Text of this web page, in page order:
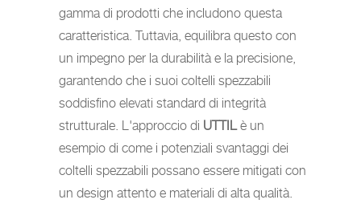
gamma di prodotti che includono questa
caratteristica. Tuttavia, equilibra questo con
un impegno per la durabilità e la precisione,
garantendo che i suoi coltelli spezzabili
soddisfino elevati standard di integrità
strutturale. L'approccio di UTTILè un
esempio di come i potenziali svantaggi dei
coltelli spezzabili possano essere mitigati con
un design attento e materiali di alta qualità.